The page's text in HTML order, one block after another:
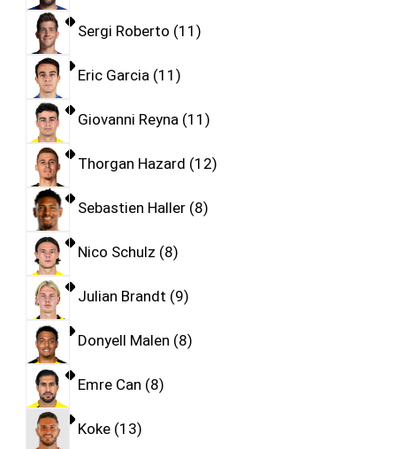
Sergi Roberto 11
Eric Garcia 11
Giovanni Reyna 11
Thorgan Hazard 12
Sebastien Haller 8
Nico Schulz 8
Julian Brandt 9
Donyell Malen 8
Emre Can 8
Koke 13